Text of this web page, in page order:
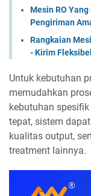
Mesin RO
Pengiriman
Rangkaian
- Kirim
Untuk kebutuhan
memudahkan
kebutuhan
tepat, sistem
kualitas output,
treatment lainnya.